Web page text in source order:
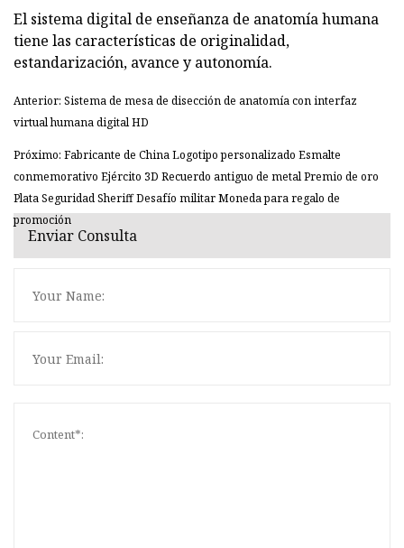
El sistema digital de enseñanza de anatomía humana
tiene las características de originalidad,
estandarización, avance y autonomía.
Anterior: Sistema de mesa de disección de anatomía con interfaz
virtual humana digital HD
Próximo: Fabricante de China Logotipo personalizado Esmalte
conmemorativo Ejército 3D Recuerdo antiguo de metal Premio de oro
Plata Seguridad Sheriff Desafío militar Moneda para regalo de
promoción
Enviar Consulta